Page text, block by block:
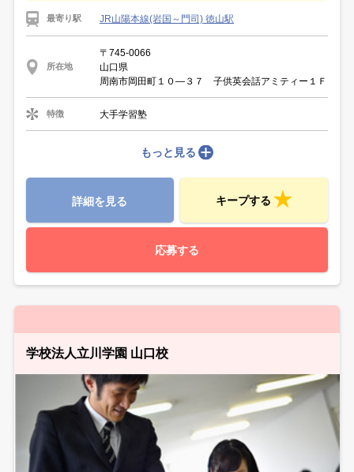
最寄り駅 JR山陽本線(岩国～門司) 徳山駅
所在地
〒745-0066
山口県
周南市岡田町１０―３７ 子供英会話アミティー１Ｆ
特徴 大手学習塾
もっと見る
詳細を見る キープする
応募する
学校法人立川学園 山口校